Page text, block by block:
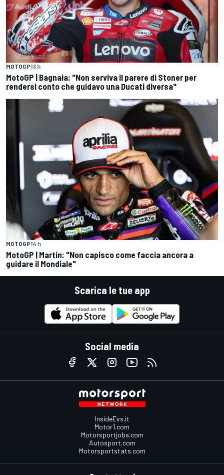
MOTOGP13 h
MotoGP | Bagnaia: "Non serviva il parere di Stoner per
rendersi conto che guidavo una Ducati diversa"
MOTOGP14 h
MotoGP | Martin: "Non capisco come faccia ancora a
guidare il Mondiale"
Scarica le tue app
Social media
InsideEvs.it
Motor1.com
Motorsportjobs.com
Autosport.com
Motorsportstats.com